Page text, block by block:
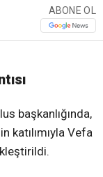
ABONE OL
başkanlığında,
katılımıyla Vefa